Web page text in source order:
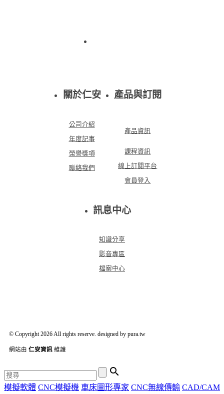
關於仁安
公司介紹
年度記事
榮譽獎項
聯絡我們
產品與訂閱
產品資訊
課程資訊
線上訂閱平台
會員登入
訊息中心
知識分享
影音專區
檔案中心
© Copyright 2026 All rights reserve. designed by pura.tw
網站由 仁安資訊 維護

模擬軟體 CNC模擬機 車床圖形專家 CNC無線傳輸 CAD/CAM